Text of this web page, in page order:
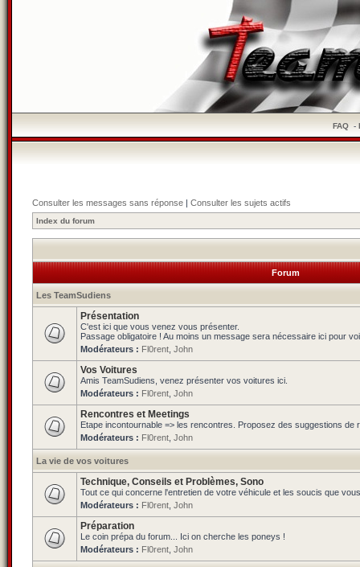
FAQ-
Consulter les messages sans réponse | Consulter les sujets actifs
Index du forum
Forum
Les TeamSudiens
Présentation
C'est ici que vous venez vous présenter.
Passage obligatoire ! Au moins un message sera nécessaire ici pour
Modérateurs : Fl0rent John
Vos Voitures
Amis TeamSudiens, venez présenter vos voitures ici.
Modérateurs : Fl0rent John
Rencontres et Meetings
Etape incontournable => les rencontres. Proposez des suggestions de
Modérateurs : Fl0rent John
La vie de vos voitures
Technique, Conseils et Problèmes, Sono
Tout ce qui concerne l'entretien de votre véhicule et les soucis que
Modérateurs : Fl0rent John
Préparation
Le coin prépa du forum... Ici on cherche les poneys !
Modérateurs : Fl0rent John